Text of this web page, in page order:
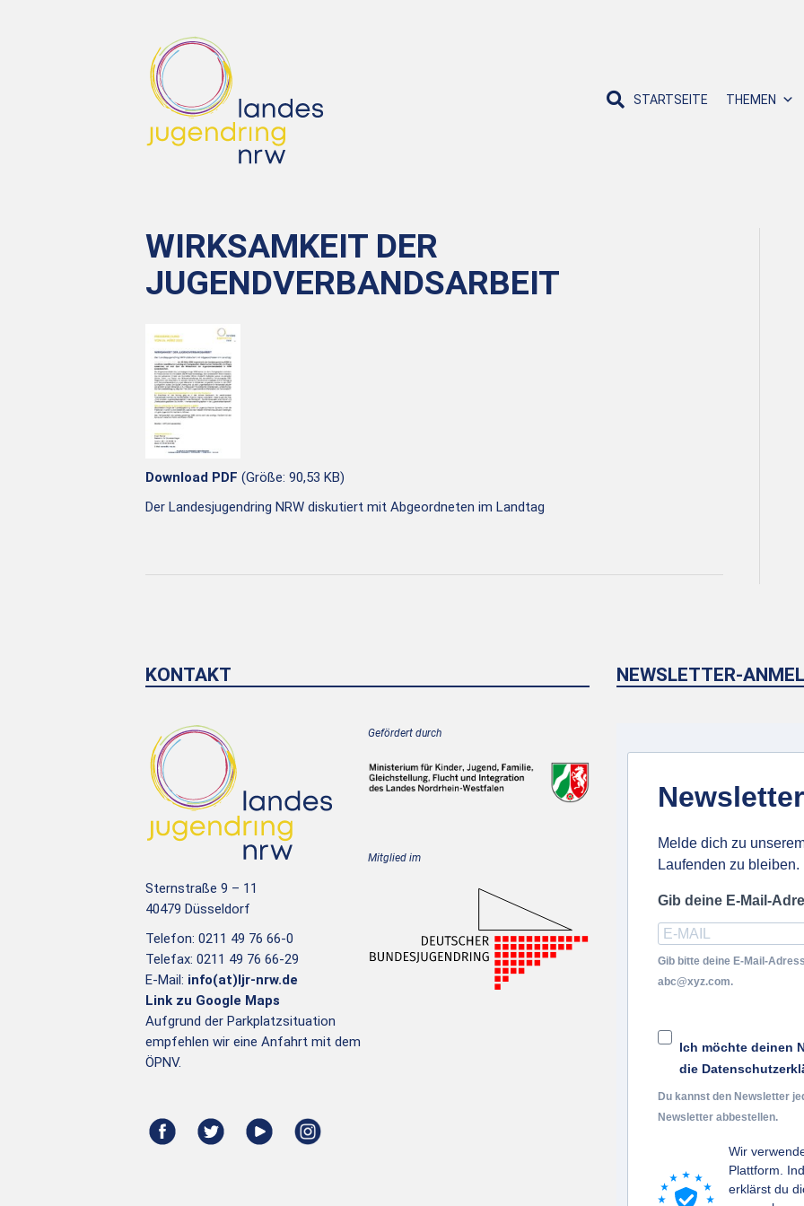
STARTSEITE THEMEN
WIRKSAMKEIT DER
JUGENDVERBANDSARBEIT
Download PDF (Größe: 90,53 KB)
Der Landesjugendring NRW diskutiert mit Abgeordneten im Landtag
KONTAKT
Sternstraße 9 – 11
40479 Düsseldorf
Telefon: 0211 49 76 66-0
Telefax: 0211 49 76 66-29
E-Mail: info(at)ljr-nrw.de
Link zu Google Maps
Aufgrund der Parkplatzsituation
empfehlen wir eine Anfahrt mit dem
ÖPNV.
Gefördert durch
Mitglied im
NEWSLETTER-
Newsletter
Melde dich zu
Laufenden zu bleiben.
Gib deine E-Mail-
Gib bitte deine E-Mail-
abc@xyz.com.
Ich möchte deinen
die
Du kannst den Newsletter
Newsletter abbestellen.
Wir
Plattform.
erklärst du